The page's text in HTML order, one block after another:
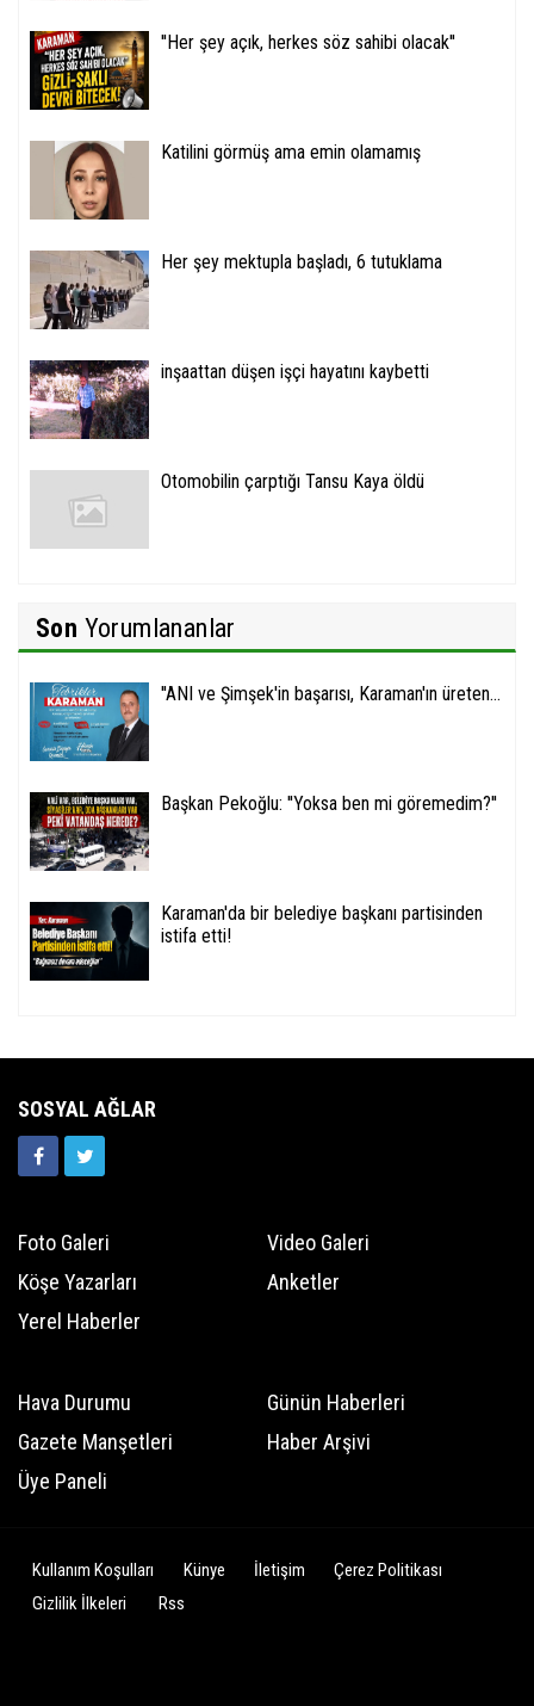
''Her şey açık, herkes söz sahibi olacak''
Katilini görmüş ama emin olamamış
Her şey mektupla başladı, 6 tutuklama
inşaattan düşen işçi hayatını kaybetti
Otomobilin çarptığı Tansu Kaya öldü
Son Yorumlananlar
''ANI ve Şimşek'in başarısı, Karaman'ın üreten...
Başkan Pekoğlu: ''Yoksa ben mi göremedim?''
Karaman'da bir belediye başkanı partisinden
istifa etti!
SOSYAL AĞLAR
Foto Galeri
Video Galeri
Köşe Yazarları
Anketler
Yerel Haberler
Hava Durumu
Günün Haberleri
Gazete Manşetleri
Haber Arşivi
Üye Paneli
Kullanım Koşulları Künye İletişim
Çerez Politikası
Gizlilik İlkeleri
Rss